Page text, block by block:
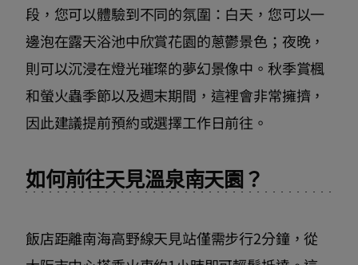
段，您可以體驗到不同的氛圍：白天，您可以一
邊泡在露天浴池中欣賞花園的蔥鬱景色；夜晚，
則可以沉浸在燈光璀璨的夢幻景像中。秋季賞楓
和螢火蟲季節以及週末期間，這裡會非常擁擠，
因此建議提前預約或選擇工作日前往。
如何前往天見溫泉南天園？
飯店距離南海高野線天見站僅需步行2分鐘，從